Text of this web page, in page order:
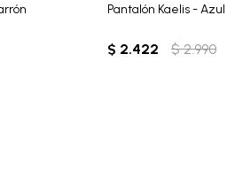
Pantalón Kaelis - Azul
$ 2.422 $ 2.990